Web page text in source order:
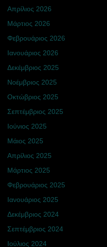
Απρίλιος 2026
Μάρτιος 2026
Φεβρουάριος 2026
Ιανουάριος 2026
Δεκέμβριος 2025
Νοέμβριος 2025
Οκτώβριος 2025
Σεπτέμβριος 2025
Ιούνιος 2025
Μάιος 2025
Απρίλιος 2025
Μάρτιος 2025
Φεβρουάριος 2025
Ιανουάριος 2025
Δεκέμβριος 2024
Σεπτέμβριος 2024
Ιούλιος 2024